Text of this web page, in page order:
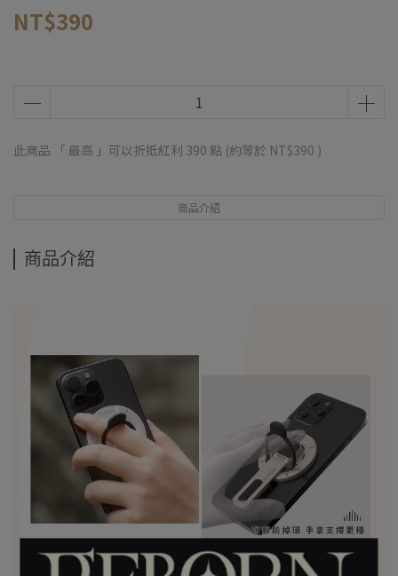
NT$390
此商品 「 最高 」可以折抵紅利 390 點 (約等於 NT$390 )
商品介紹
商品介紹